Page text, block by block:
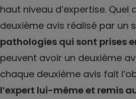
haut niveau d’expertise.
deuxième avis réalisé par un
pathologies qui sont prises
peuvent avoir un deuxième
chaque deuxième avis fait
l’expert lui-même et remis